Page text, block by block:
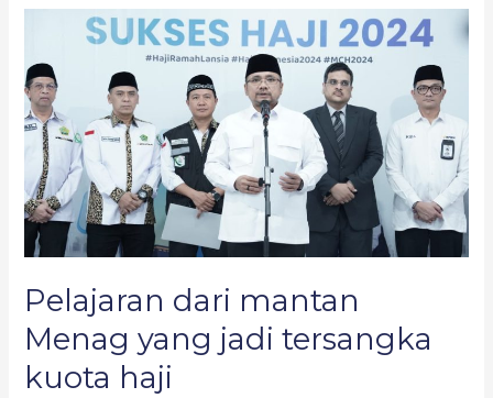
Pelajaran dari mantan
Menag yang jadi tersangka
kuota haji
Pelajaran
mantan
Menag
yang
jadi
tersangka
kuota
haji